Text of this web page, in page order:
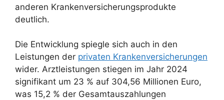
anderen Krankenversicherungsprodukte
deutlich.
Die Entwicklung spiegle sich auch in den
Leistungen der privaten Krankenversicherungen
wider. Arztleistungen stiegen im Jahr 2024
signifikant um 23 % auf 304,56 Millionen Euro,
was 15,2 % der Gesamtauszahlungen